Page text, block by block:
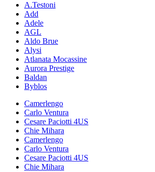
A.Testoni
Add
Adele
AGL
Aldo Brue
Alysi
Atlanata Mocassine
Aurora Prestige
Baldan
Byblos
Camerlengo
Carlo Ventura
Cesare Paciotti 4US
Chie Mihara
Camerlengo
Carlo Ventura
Cesare Paciotti 4US
Chie Mihara